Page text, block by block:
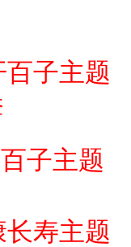
百子主题
子主题
长寿主题